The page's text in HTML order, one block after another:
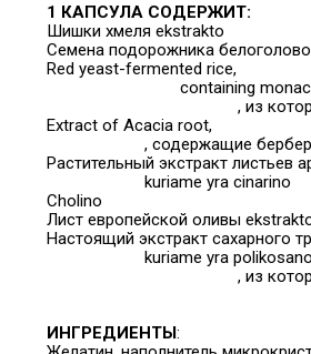
1 КАПСУЛА СОДЕРЖИТ:
Шишки хмеля ekstrakto
Семена подорожника
Red yeast-fermented rice,
containing
, из
Extract of Acacia root,
, содержащие
Растительный экстракт листьев
kuriame yra cinarino
Cholino
Лист европейской оливы
Настоящий экстракт сахарного
kuriame yra
, из
ИНГРЕДИЕНТЫ: